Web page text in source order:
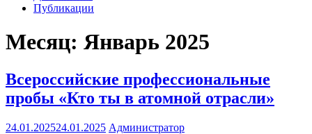
Публикации
Месяц: Январь 2025
Всероссийские профессиональные
пробы «Кто ты в атомной отрасли»
24.01.202524.01.2025 Администратор